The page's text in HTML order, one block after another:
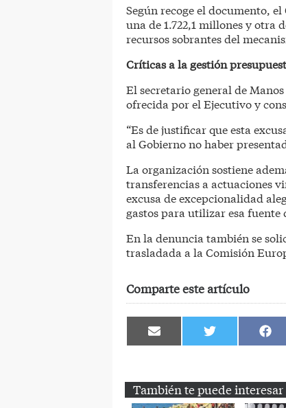
Según recoge el documento,
una de 1.722,1 millones y otra
recursos sobrantes del
Críticas a la gestión
El secretario general de
ofrecida por el Ejecutivo y
“Es de justificar que esta
al Gobierno no haber
La organización sostiene
transferencias a actuaciones
excusa de excepcionalidad
gastos para utilizar esa fuente
En la denuncia también se
trasladada a la Comisión
Comparte este artículo
Compartir
en
Compartir
en en
También te puede interesar